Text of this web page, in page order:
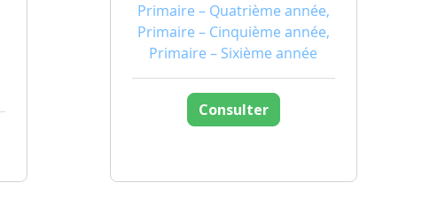
Primaire – Quatrième année,
Primaire – Cinquième année,
Primaire – Sixième année
Consulter